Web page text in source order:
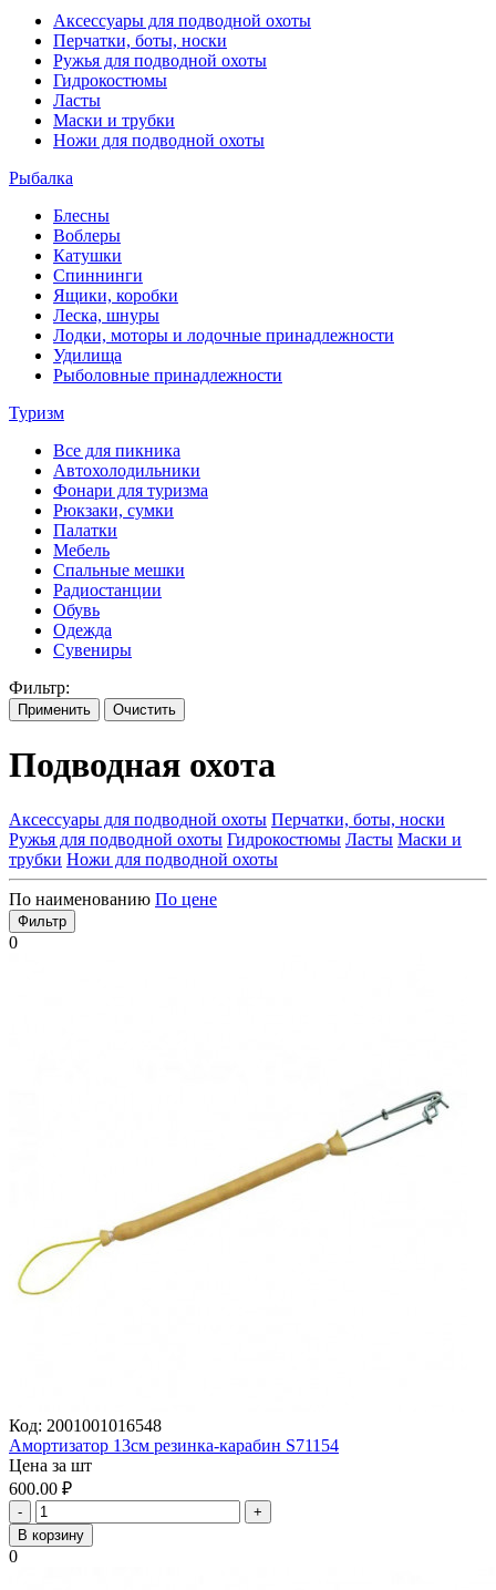
Аксессуары для подводной охоты
Перчатки, боты, носки
Ружья для подводной охоты
Гидрокостюмы
Ласты
Маски и трубки
Ножи для подводной охоты
Рыбалка
Блесны
Воблеры
Катушки
Спиннинги
Ящики, коробки
Леска, шнуры
Лодки, моторы и лодочные принадлежности
Удилища
Рыболовные принадлежности
Туризм
Все для пикника
Автохолодильники
Фонари для туризма
Рюкзаки, сумки
Палатки
Мебель
Спальные мешки
Радиостанции
Обувь
Одежда
Сувениры
Фильтр:
Применить Очистить
Подводная охота
Аксессуары для подводной охоты Перчатки, боты, носки
Ружья для подводной охоты Гидрокостюмы Ласты Маски и
трубки Ножи для подводной охоты
По наименованию По цене
Фильтр
0
Код: 2001001016548
Амортизатор 13см резинка-карабин S71154
Цена за шт
600.00 ₽
-
+
В корзину
0